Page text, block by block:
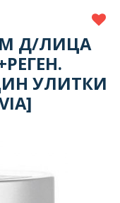
Д/ЛИЦА
УЛИТКИ